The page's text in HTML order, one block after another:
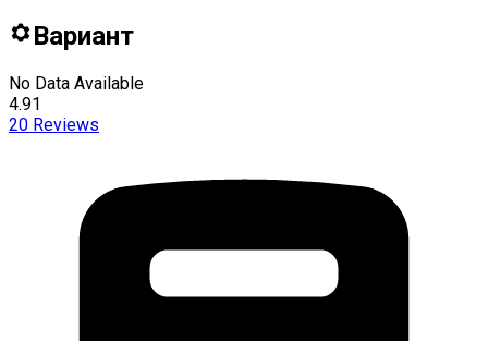
Вариант
No Data Available
4.91
20 Reviews